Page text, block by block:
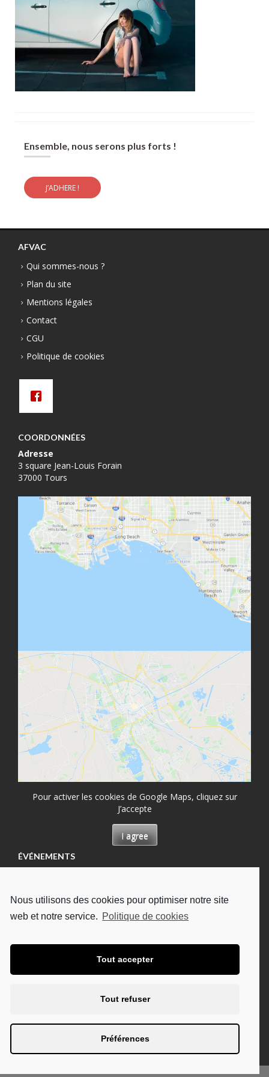
Nous utilisons des cookies pour optimiser notre site
web et notre service. Politique de cookies
Tout accepter
Tout refuser
Préférences
Ensemble, nous serons plus forts !
J’ADHERE !
AFVAC
Qui sommes-nous ?
Plan du site
Mentions légales
Contact
CGU
Politique de cookies
COORDONNÉES
Adresse
3 square Jean-Louis Forain
37000 Tours
Pour activer les cookies de Google Maps, cliquez sur
J’accepte
I agree
ÉVÉNEMENTS
13/08/2026
Permanence à Tours, Hôpital Bretonneau
Permanence à Tours, à l'UDAF
Permanence à Chambray-lès-Tours, CHU Trousseau